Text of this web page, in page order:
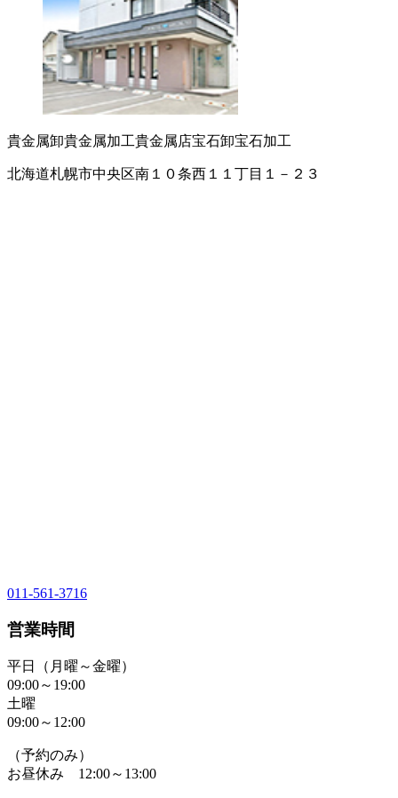
貴金属卸貴金属加工貴金属店宝石卸宝石加工
北海道札幌市中央区南１０条西１１丁目１－２３
011-561-3716
営業時間
平日（月曜～金曜）
09:00～19:00
土曜
09:00～12:00
（予約のみ）
お昼休み 12:00～13:00